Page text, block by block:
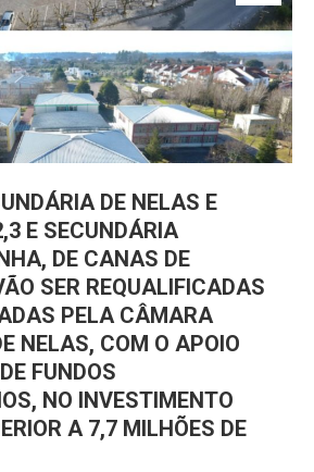
DE NELAS E
E SECUNDÁRIA
DE CANAS DE
SER REQUALIFICADAS
PELA CÂMARA
NELAS, COM O APOIO
FUNDOS
NO INVESTIMENTO
A 7,7 MILHÕES DE